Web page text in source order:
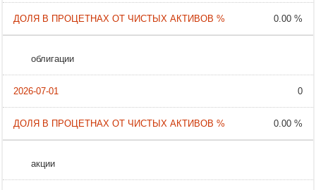
0.00 %
облигации
0
0.00 %
акции